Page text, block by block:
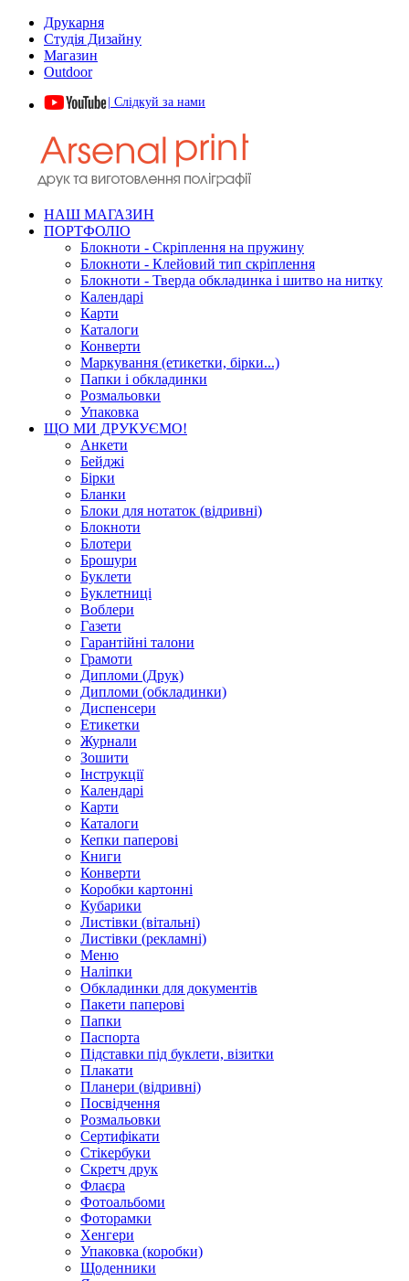
Друкарня
Студія Дизайну
Магазин
Outdoor
| Слідкуй за нами
НАШ МАГАЗИН
ПОРТФОЛІО
Блокноти - Скріплення на пружину
Блокноти - Клейовий тип скріплення
Блокноти - Тверда обкладинка і шитво на нитку
Календарі
Карти
Каталоги
Конверти
Маркування (етикетки, бірки...)
Папки і обкладинки
Розмальовки
Упаковка
ЩО МИ ДРУКУЄМО!
Анкети
Бейджі
Бірки
Бланки
Блоки для нотаток (відривні)
Блокноти
Блотери
Брошури
Буклети
Буклетниці
Воблери
Газети
Гарантійні талони
Грамоти
Дипломи (Друк)
Дипломи (обкладинки)
Диспенсери
Етикетки
Журнали
Зошити
Інструкції
Календарі
Карти
Каталоги
Кепки паперові
Книги
Конверти
Коробки картонні
Кубарики
Листівки (вітальні)
Листівки (рекламні)
Меню
Наліпки
Обкладинки для документів
Пакети паперові
Папки
Паспорта
Підставки під буклети, візитки
Плакати
Планери (відривні)
Посвідчення
Розмальовки
Сертифікати
Стікербуки
Скретч друк
Флаєра
Фотоальбоми
Фоторамки
Хенгери
Упаковка (коробки)
Щоденники